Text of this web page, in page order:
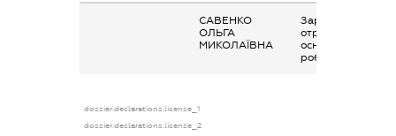
САВЕНКО
ОЛЬГА
МИКОЛАЇВНА
Заробітна плата
отримана за
основним місцем
роботи
dossier.declarations.license_1
dossier.declarations.license_2